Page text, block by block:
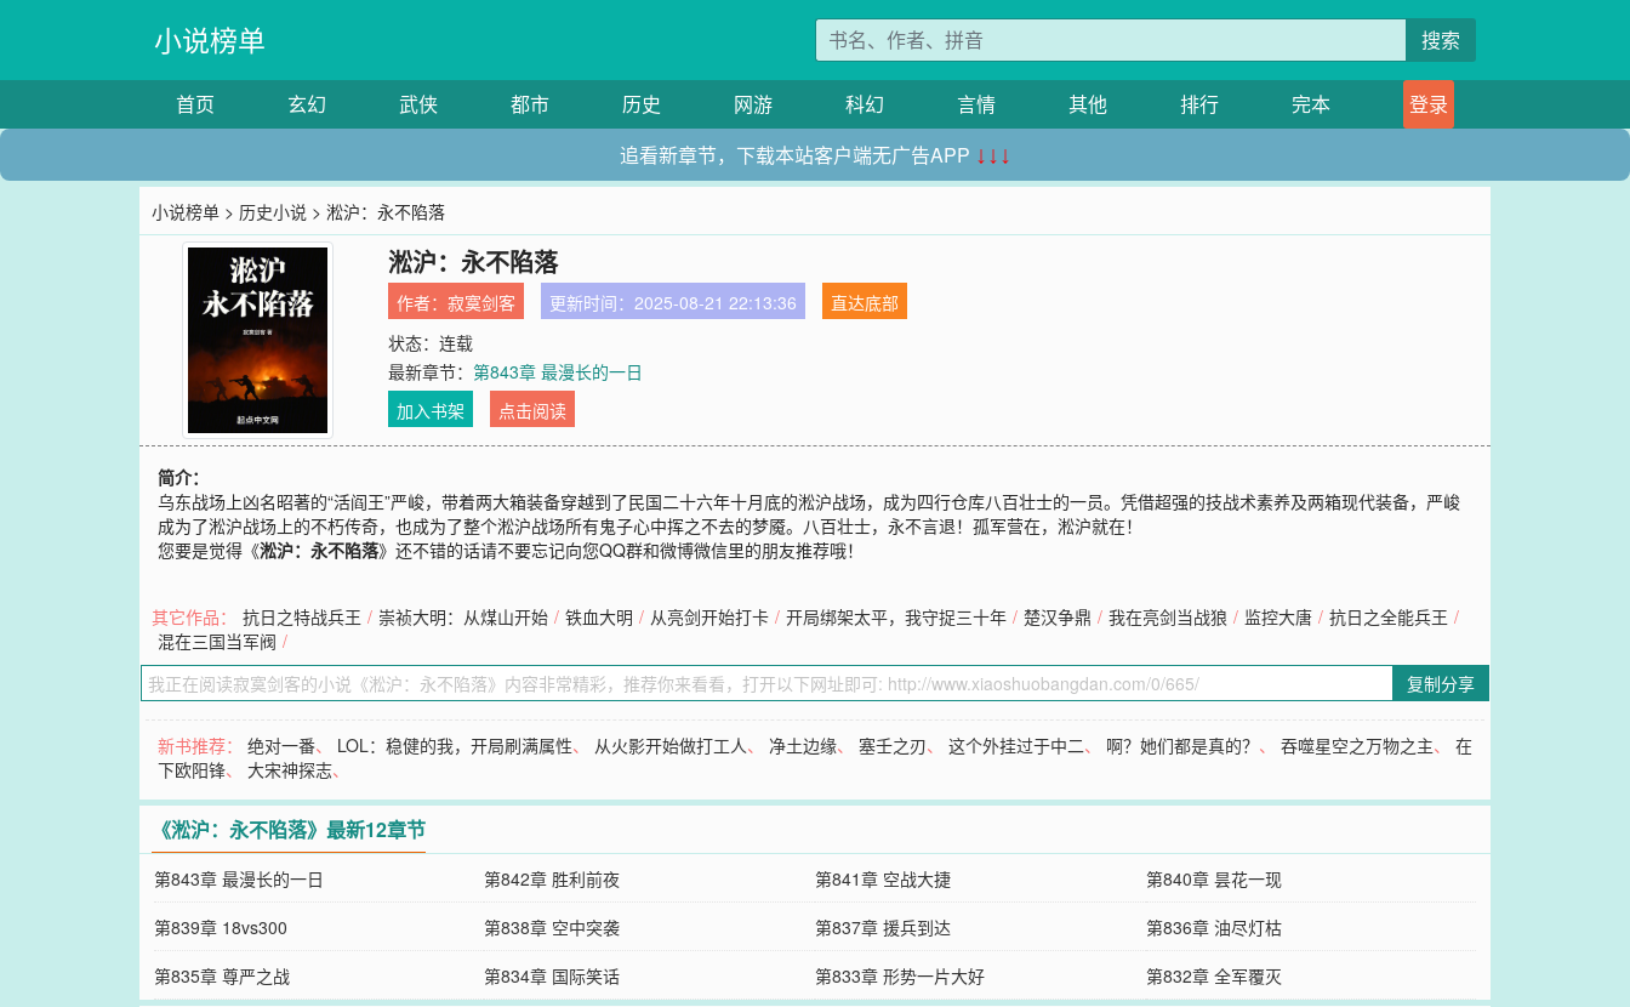
小说榜单 搜索
首页 玄幻 武侠 都市 历史 网游 科幻 言情 其他 排行 完本
登录
追看新章节，下载本站客户端无广告APP ↓↓↓
小说榜单 > 历史小说 > 淞沪：永不陷落
淞沪：永不陷落
作者：寂寞剑客 更新时间：2025-08-21 22:13:36
直达底部
状态：连载
最新章节：第843章 最漫长的一日
加入书架
点击阅读
简介：
乌东战场上凶名昭著的“活阎王”严峻，带着两大箱装备穿越到了民国二十六年十月底的淞沪战场，成为四行仓库八百壮士的一员。凭借超强的技战术素养及两箱现代装备，严峻
成为了淞沪战场上的不朽传奇，也成为了整个淞沪战场所有鬼子心中挥之不去的梦魇。八百壮士，永不言退！孤军营在，淞沪就在！
您要是觉得《淞沪：永不陷落》还不错的话请不要忘记向您QQ群和微博微信里的朋友推荐哦！
其它作品： 抗日之特战兵王 / 崇祯大明：从煤山开始 / 铁血大明 / 从亮剑开始打卡 / 开局绑架太平，我守捉三十年 / 楚汉争鼎 / 我在亮剑当战狼 / 监控大唐 / 抗日之全能兵王 /
混在三国当军阀 /
复制分享
新书推荐：绝对一番、 LOL：稳健的我，开局刷满属性、 从火影开始做打工人、 净土边缘、塞壬之刃、这个外挂过于中二、 啊？她们都是真的？ 、吞噬星空之万物之主、在
下欧阳锋、大宋神探志、
《淞沪：永不陷落》最新12章节
第843章 最漫长的一日 第842章 胜利前夜 第841章 空战大捷
第840章 昙花一现
第839章 18vs300
第838章 空中突袭 第837章 援兵到达
第836章 油尽灯枯
第835章 尊严之战
第834章 国际笑话 第833章 形势一片大好 第832章 全军覆灭